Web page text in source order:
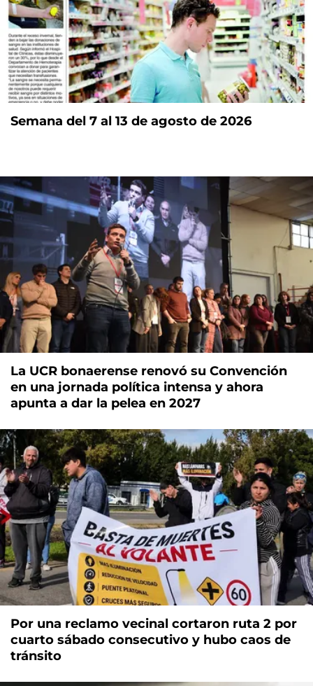
Semana del 7 al 13 de agosto de 2026
La UCR bonaerense renovó su Convención
en una jornada política intensa y ahora
apunta a dar la pelea en 2027
Por una reclamo vecinal cortaron ruta 2 por
cuarto sábado consecutivo y hubo caos de
tránsito